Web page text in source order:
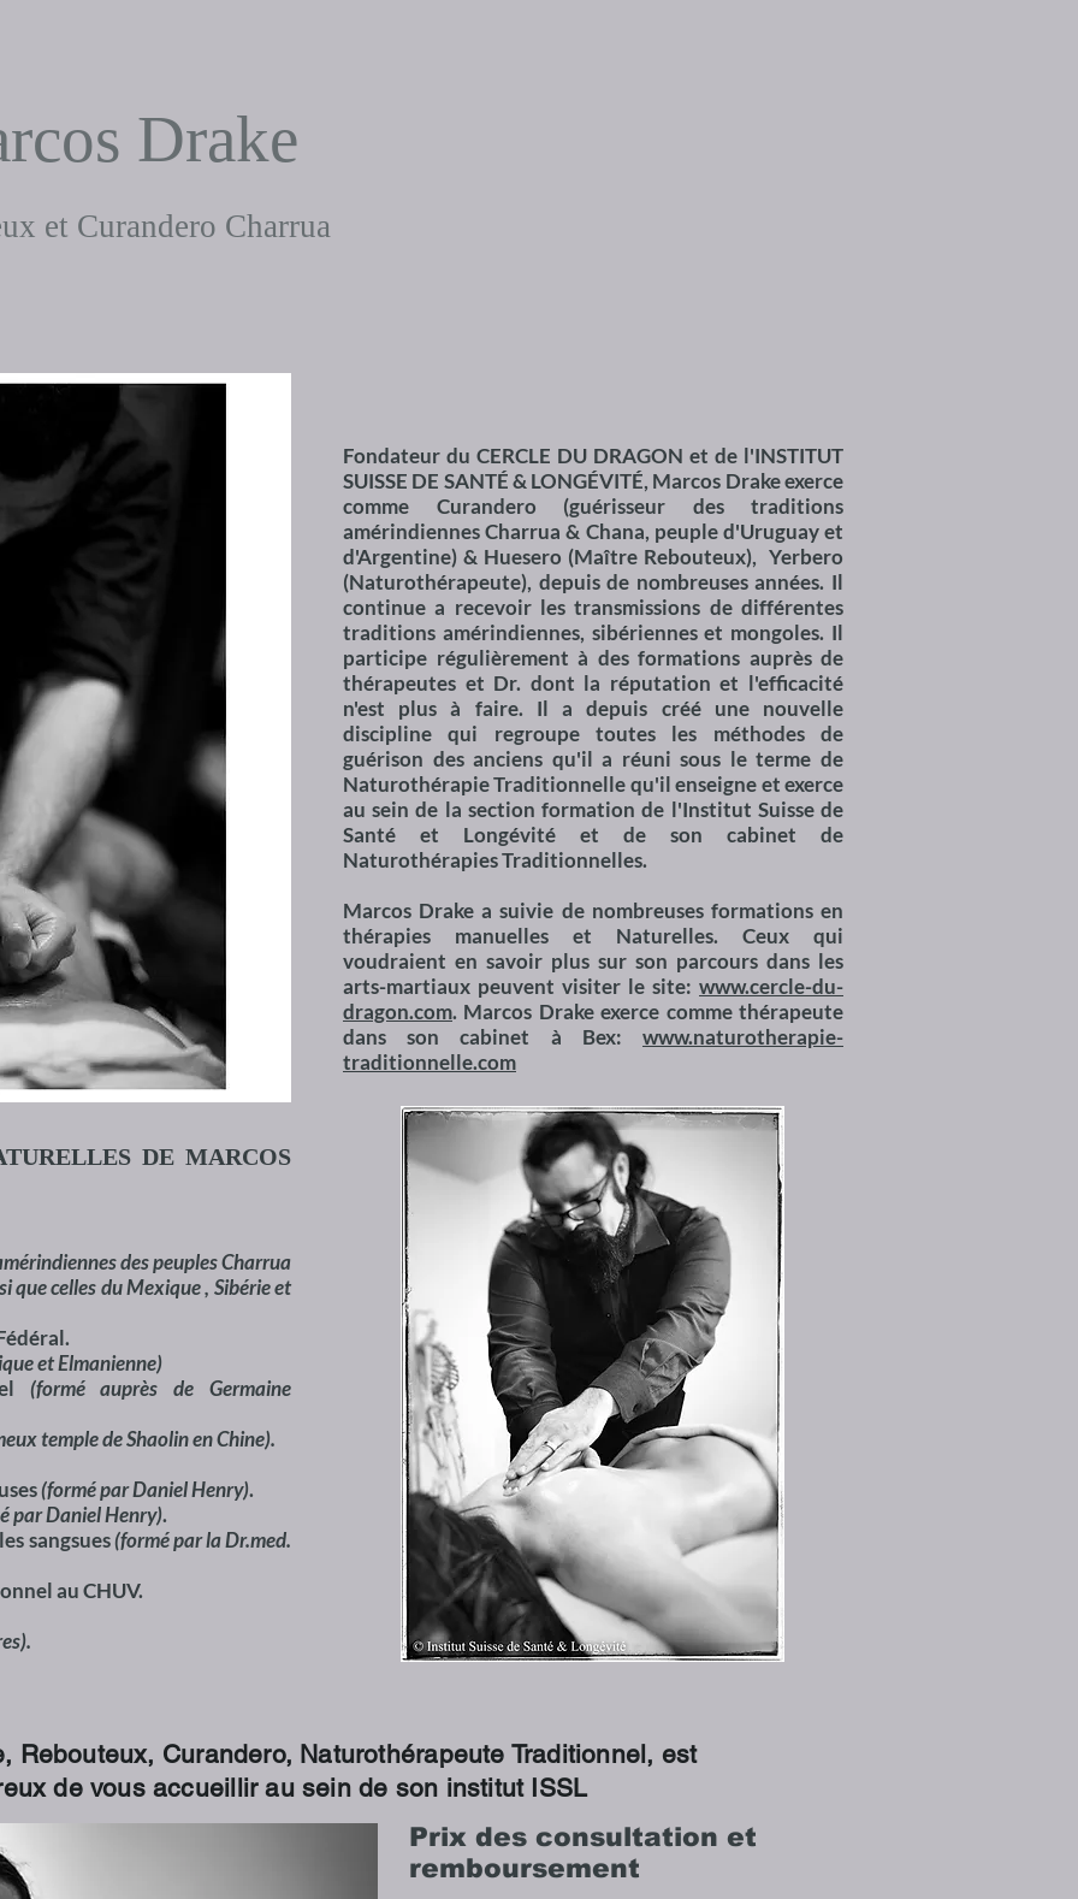
Drake
et Curandero Charrua
Fondateur du CERCLE DU DRAGON et de l'INSTITUT
SUISSE DE SANTÉ & LONGÉVITÉ, Marcos Drake exerce
comme Curandero (guérisseur des traditions
amérindiennes Charrua & Chana, peuple d'Uruguay et
d'Argentine) & Huesero (Maître Rebouteux), Yerbero
(Naturothérapeute), depuis de nombreuses années. Il
continue a recevoir les transmissions de différentes
traditions amérindiennes, sibériennes et mongoles. Il
participe régulièrement à des formations auprès de
thérapeutes et Dr. dont la réputation et l'efficacité
n'est plus à faire. Il a depuis créé une nouvelle
discipline qui regroupe toutes les méthodes de
guérison des anciens qu'il a réuni sous le terme de
Naturothérapie Traditionnelle qu'il enseigne et exerce
au sein de la section formation de l'Institut Suisse de
Santé et Longévité et de son cabinet de
Naturothérapies Traditionnelles.
Marcos Drake a suivie de nombreuses formations en
thérapies manuelles et Naturelles. Ceux qui
voudraient en savoir plus sur son parcours dans les
arts-martiaux peuvent visiter le site: www.cercle-du-
dragon.com. Marcos Drake exerce comme thérapeute
dans son cabinet à Bex: www.naturotherapie-
traditionnelle.com
DE MARCOS
des peuples Charrua
que celles du Mexique , Sibérie et
et Elmanienne)
(formé auprès de Germaine
temple de Shaolin en Chine).
(formé par Daniel Henry).
par Daniel Henry).
sangsues(formé par la Dr.med.
au CHUV.
Rebouteux, Curandero, Naturothérapeute Traditionnel, est
de vous accueillir au sein de son institut ISSL
Prix des consultation et
remboursement